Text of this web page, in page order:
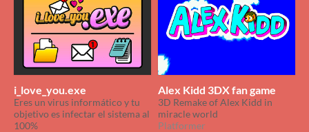
i_love_you.exe
Eres un virus informático y tu
objetivo es infectar el sistema al
100%
Alex Kidd 3DX fan game
3D Remake of Alex Kidd in
miracle world
Platformer